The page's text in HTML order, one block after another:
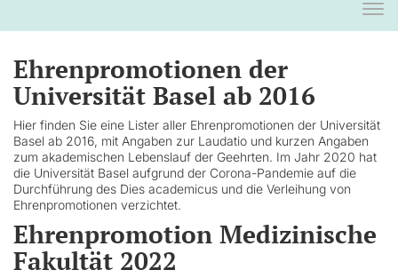
Ehrenpromotionen der
Universität Basel ab 2016
Hier finden Sie eine Lister aller Ehrenpromotionen der Universität
Basel ab 2016, mit Angaben zur Laudatio und kurzen Angaben
zum akademischen Lebenslauf der Geehrten. Im Jahr 2020 hat
die Universität Basel aufgrund der Corona-Pandemie auf die
Durchführung des Dies academicus und die Verleihung von
Ehrenpromotionen verzichtet.
Ehrenpromotion Medizinische
Fakultät 2022